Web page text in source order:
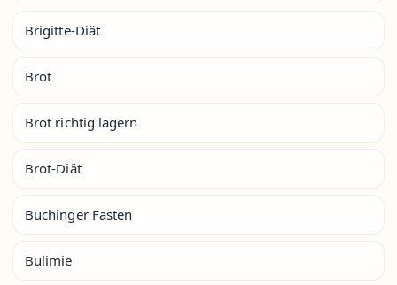
Brigitte-Diät
Brot
Brot richtig lagern
Brot-Diät
Buchinger Fasten
Bulimie